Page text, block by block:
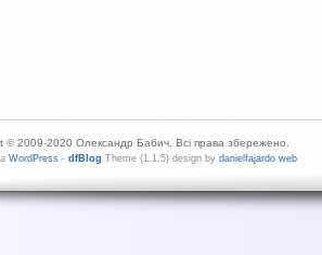
© 2009-2020 Олександр Бабич. Всі права збережено.
WordPress - dfBlog Theme (1.1.5) design by danielfajardo web